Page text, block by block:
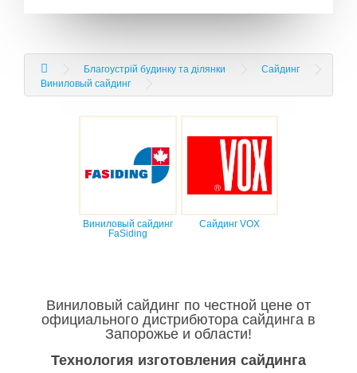
Благоустрій будинку та ділянки
Сайдинг
Виниловый сайдинг
Виниловый сайдинг
FaSiding
Сайдинг VOX
Виниловый сайдинг по честной цене от
официального дистрибютора сайдинга в
Запорожье и области!
Технология изготовления сайдинга